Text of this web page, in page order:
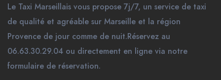
Le Taxi Marseillais vous propose 7j/7, un service de taxi
de qualité et agréable sur Marseille et la région
Provence de jour comme de nuit.Réservez au
06.63.30.29.04 ou directement en ligne via notre
formulaire de réservation.